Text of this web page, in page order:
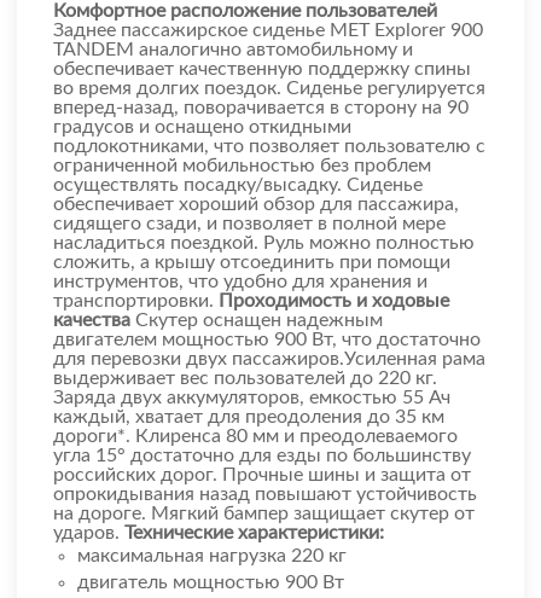
Комфортное расположение пользователей
Заднее пассажирское сиденье MET Explorer 900
TANDEM аналогично автомобильному и
обеспечивает качественную поддержку спины
во время долгих поездок. Сиденье регулируется
вперед-назад, поворачивается в сторону на 90
градусов и оснащено откидными
подлокотниками, что позволяет пользователю с
ограниченной мобильностью без проблем
осуществлять посадку/высадку. Сиденье
обеспечивает хороший обзор для пассажира,
сидящего сзади, и позволяет в полной мере
насладиться поездкой. Руль можно полностью
сложить, а крышу отсоединить при помощи
инструментов, что удобно для хранения и
транспортировки. Проходимость и ходовые
качества Скутер оснащен надежным
двигателем мощностью 900 Вт, что достаточно
для перевозки двух пассажиров.Усиленная рама
выдерживает вес пользователей до 220 кг.
Заряда двух аккумуляторов, емкостью 55 Ач
каждый, хватает для преодоления до 35 км
дороги*. Клиренса 80 мм и преодолеваемого
угла 15° достаточно для езды по большинству
российских дорог. Прочные шины и защита от
опрокидывания назад повышают устойчивость
на дороге. Мягкий бампер защищает скутер от
ударов. Технические характеристики:
максимальная нагрузка 220 кг
двигатель мощностью 900 Вт